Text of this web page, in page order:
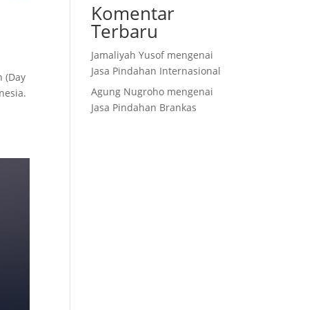
(Day
Komentar
Terbaru
Jamaliyah Yusofmengenai
Jasa Pindahan Internasional
Agung Nugroho mengenai
Jasa Pindahan Brankas